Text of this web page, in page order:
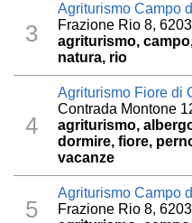
3
Agriturismo Campo
Frazione Rio 8,
agriturismo,
natura, rio
4
Agriturismo Fiore di
Contrada Montone
agriturismo,
dormire, fiore,
vacanze
5
Agriturismo Campo
Frazione Rio 8,